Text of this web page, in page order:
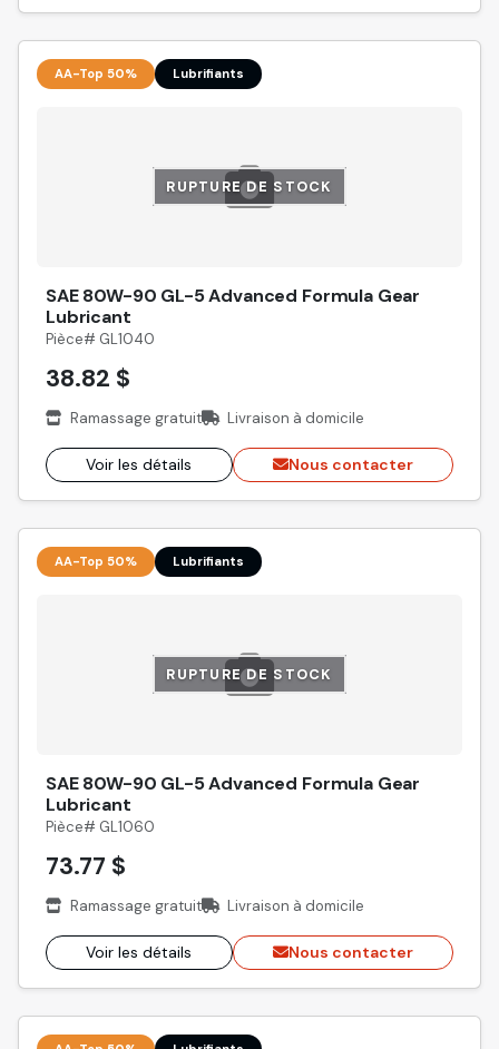
AA-Top 50% Lubrifiants
RUPTURE DE STOCK
SAE 80W-90 GL-5 Advanced Formula Gear
Lubricant
Pièce# GL1040
38.82 $
Ramassage gratuit Livraison à domicile
Voir les détails Nous contacter
AA-Top 50% Lubrifiants
RUPTURE DE STOCK
SAE 80W-90 GL-5 Advanced Formula Gear
Lubricant
Pièce# GL1060
73.77 $
Ramassage gratuit Livraison à domicile
Voir les détails Nous contacter